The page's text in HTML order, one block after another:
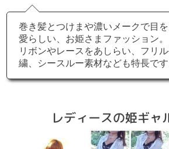
巻き髪とつけまや濃いメークで目
愛らしい、お姫さまファッション。
リボンやレースをあしらい、フリ
繍、シースルー素材なども特長です
レディースの姫ギャ